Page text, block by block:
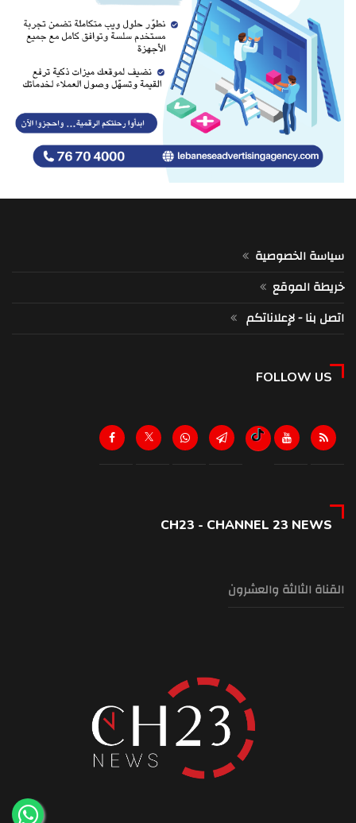
سياسة الخصوصية
خريطة الموقع
اتصل بنا - لإعلاناتكم
FOLLOW US
CH23 - CHANNEL 23 NEWS
القناة الثالثة والعشرون